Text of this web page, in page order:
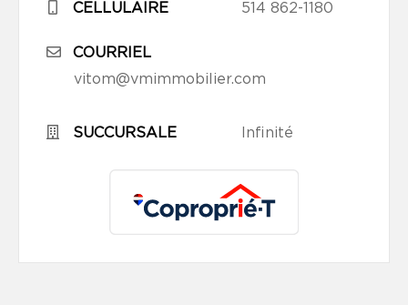
CELLULAIRE 514 862-1180
COURRIEL
vitom@vmimmobilier.com
SUCCURSALE Infinité